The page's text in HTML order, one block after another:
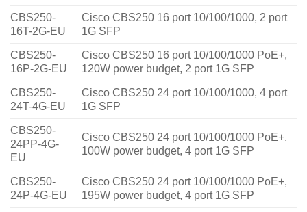
CBS250-
16T-2G-EU
Cisco CBS250 16 port 10/100/1000, 2 port
1G SFP
CBS250-
16P-2G-EU
Cisco CBS250 16 port 10/100/1000 PoE+,
120W power budget, 2 port 1G SFP
CBS250-
24T-4G-EU
Cisco CBS250 24 port 10/100/1000, 4 port
1G SFP
CBS250-
24PP-4G-
EU
Cisco CBS250 24 port 10/100/1000 PoE+,
100W power budget, 4 port 1G SFP
CBS250-
24P-4G-EU
Cisco CBS250 24 port 10/100/1000 PoE+,
195W power budget, 4 port 1G SFP